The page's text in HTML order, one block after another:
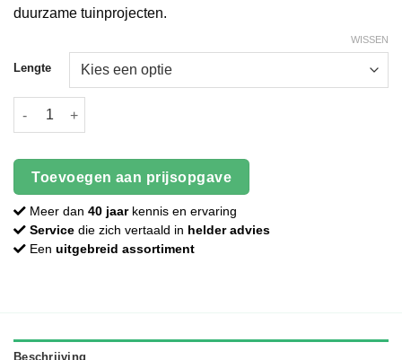
duurzame tuinprojecten.
Lengte
WISSEN
Grenen plank - Geïmpregneerd - 18 x 195 mm - Geschaafd
Toevoegen aan prijsopgave
Meer dan 40 jaarkennis en ervaring
Service die zich vertaald in helder advies
Een uitgebreid assortiment
Beschrijving